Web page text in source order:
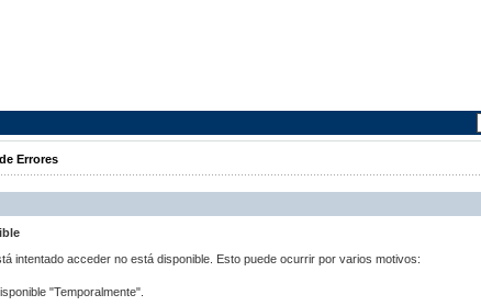
Errores
intentado acceder no está disponible. Esto puede ocurrir por varios motivos:
"Temporalmente".